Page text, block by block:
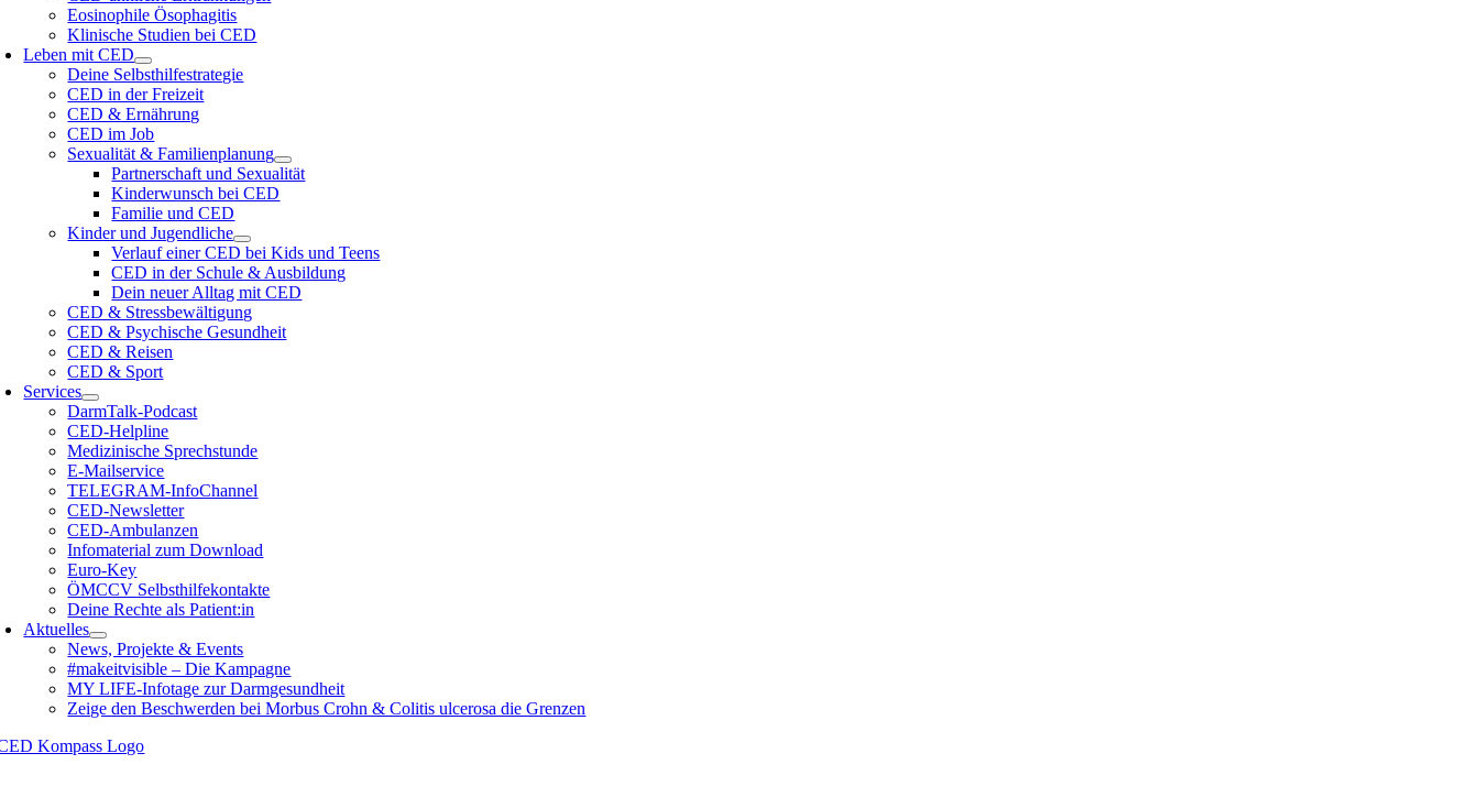
Eosinophile Ösophagitis
Klinische Studien bei CED
Leben mit CED
Deine Selbsthilfestrategie
CED in der Freizeit
CED & Ernährung
CED im Job
Sexualität & Familienplanung
Partnerschaft und Sexualität
Kinderwunsch bei CED
Familie und CED
Kinder und Jugendliche
Verlauf einer CED bei Kids und Teens
CED in der Schule & Ausbildung
Dein neuer Alltag mit CED
CED & Stressbewältigung
CED & Psychische Gesundheit
CED & Reisen
CED & Sport
Services
DarmTalk-Podcast
CED-Helpline
Medizinische Sprechstunde
E-Mailservice
TELEGRAM-InfoChannel
CED-Newsletter
CED-Ambulanzen
Infomaterial zum Download
Euro-Key
ÖMCCV Selbsthilfekontakte
Deine Rechte als Patient:in
Aktuelles
News, Projekte & Events
#makeitvisible – Die Kampagne
MY LIFE-Infotage zur Darmgesundheit
Zeige den Beschwerden bei Morbus Crohn & Colitis ulcerosa die Grenzen